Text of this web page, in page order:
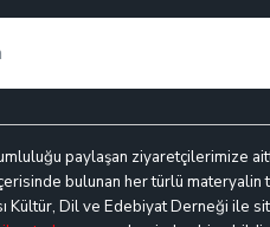
paylaşan ziyaretçilerimize
bulunan her türlü materyalin
Kültür, Dil ve Edebiyat Derneği ile